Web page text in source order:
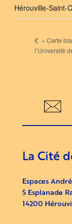
Hérouville-Saint-
« Carte
l’Université
La Cité
Espaces
5 Esplanade
14200